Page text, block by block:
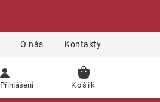
O nás Kontakty
Přihlášení
NÁKUPNÍ